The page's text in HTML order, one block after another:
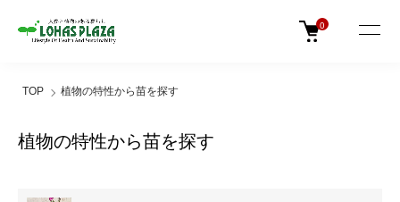
0
TOP 植物の特性から苗を探す
植物の特性から苗を探す